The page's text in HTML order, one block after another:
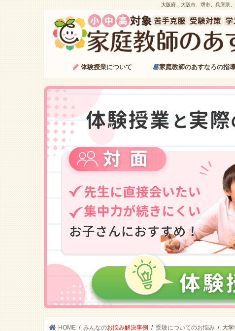
大阪府、大阪市、堺市、兵庫県
体験授業について 家庭教師のあすなろの指
HOME みんなのお悩み解決事例 受験についてのお悩み 大